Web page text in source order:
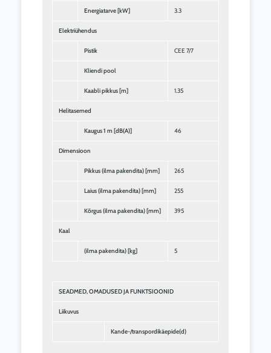
Energiatarve [kW] 3.3
Elektriühendus
Pistik CEE 7/7
Kliendi pool
Kaabli pikkus [m] 1.35
Helitasemed
Kaugus 1 m [dB(A)] 46
Dimensioon
Pikkus (ilma pakendita) [mm] 265
Laius (ilma pakendita) [mm] 255
Kõrgus (ilma pakendita) [mm] 395
Kaal
(ilma pakendita) [kg] 5
SEADMED, OMADUSED JA FUNKTSIOONID
Liikuvus
Kande-/transpordikäepide(d)